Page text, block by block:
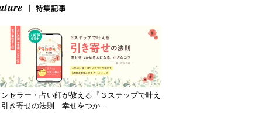
セラー・占い師が教える『３ステップで叶え
き寄せの法則 幸せをつか...